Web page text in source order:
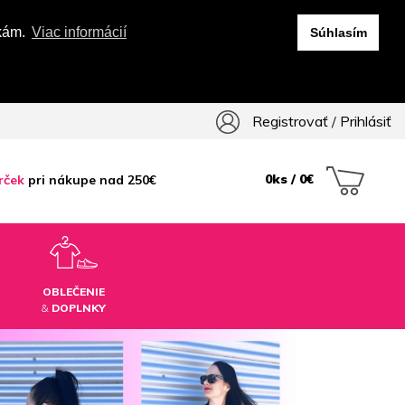
Viac informácií Súhlasím
Registrovať / Prihlásiť
pri nákupe nad 250€ 0ks / 0€
OBLEČENIE
& DOPLNKY